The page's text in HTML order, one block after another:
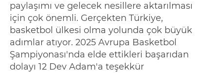
paylaşımı ve gelecek nesillere aktarılması
için çok önemli. Gerçekten Türkiye,
basketbol ülkesi olma yolunda çok büyük
adımlar atıyor. 2025 Avrupa Basketbol
Şampiyonası'nda elde ettikleri başarıdan
dolayı 12 Dev Adam'a teşekkür